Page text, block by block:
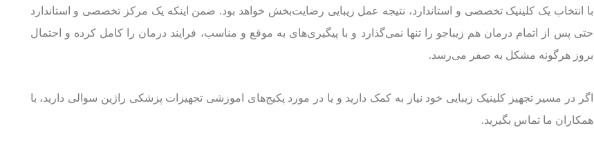
با انتخاب یک کلینیک تخصصی و استاندارد، نتیجه عمل زیبایی رضایت‌بخش خواهد بود. ضمن اینکه یک مرکز تخصصی و استاندارد
حتی پس از اتمام درمان هم زیباجو را تنها نمی‌گذارد و با پیگیری‌های به موقع و مناسب، فرایند درمان را کامل کرده و احتمال
بروز هرگونه مشکل به صفر می‌رسد.
اگر در مسیر تجهیز کلینیک زیبایی خود نیاز به کمک دارید و یا در مورد پکیج‌های اموزشی تجهیزات پزشکی راژین سوالی دارید، با
همکاران ما تماس بگیرید.